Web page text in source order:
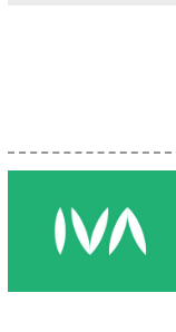
Кадры
Регулирование
Финансы